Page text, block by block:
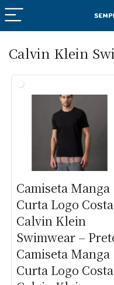
Calvin Klein
Camiseta Manga
Curta Logo
Calvin Klein
Swimwear –
Camiseta Manga
Curta Logo